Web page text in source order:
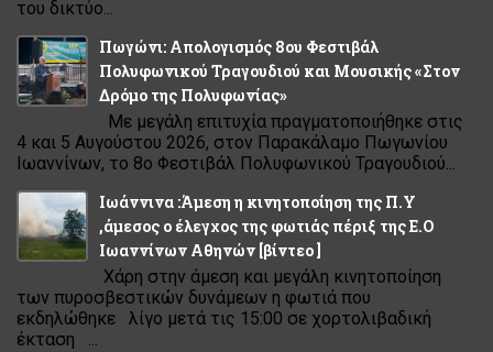
του δικτύο...
Πωγώνι: Απολογισμός 8ου Φεστιβάλ
Πολυφωνικού Τραγουδιού και Μουσικής «Στον
Δρόμο της Πολυφωνίας»
Με μεγάλη επιτυχία πραγματοποιήθηκε στις
4 και 5 Αυγούστου 2026, στον Παρακάλαμο Πωγωνίου
Ιωαννίνων, το 8ο Φεστιβάλ Πολυφωνικού Τραγουδιού...
Ιωάννινα :Άμεση η κινητοποίηση της Π.Υ
,άμεσος ο έλεγχος της φωτιάς πέριξ της Ε.Ο
Ιωαννίνων Αθηνών [βίντεο ]
Χάρη στην άμεση και μεγάλη κινητοποίηση
των πυροσβεστικών δυνάμεων η φωτιά που
εκδηλώθηκε λίγο μετά τις 15:00 σε χορτολιβαδική
έκταση ...